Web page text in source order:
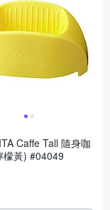
Caffe Tall 隨身咖
檬黃) #04049